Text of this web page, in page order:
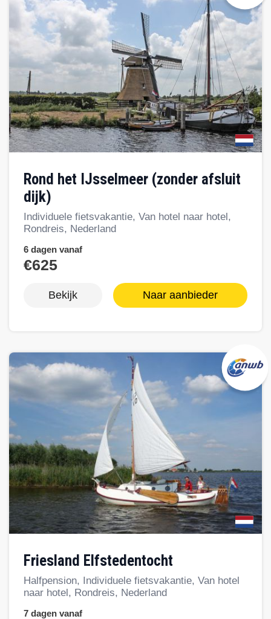
Rond het IJsselmeer (zonder afsluit
dijk)
Individuele fietsvakantie, Van hotel naar hotel,
Rondreis, Nederland
6 dagen vanaf
€625
Bekijk Naar aanbieder
Friesland Elfstedentocht
Halfpension, Individuele fietsvakantie, Van hotel
naar hotel, Rondreis, Nederland
7 dagen vanaf